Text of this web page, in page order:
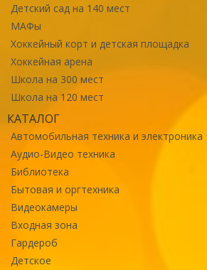
Детский сад на 140 мест
МАФы
Хоккейный корт и детская площадка
Хоккейная арена
Школа на 300 мест
Школа на 120 мест
КАТАЛОГ
Автомобильная техника и электроника
Аудио-Видео техника
Библиотека
Бытовая и оргтехника
Видеокамеры
Входная зона
Гардероб
Детское